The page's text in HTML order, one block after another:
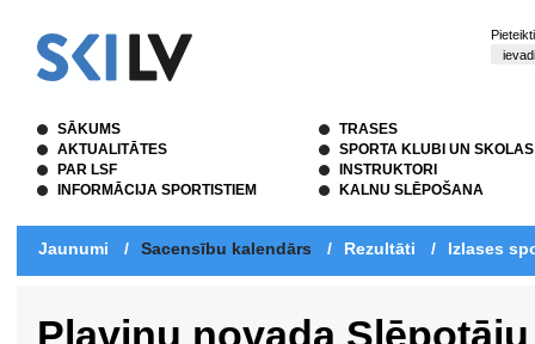
SĀKUMS
AKTUALITĀTES
PAR LSF
INFORMĀCIJA SPORTISTIEM
TRASES
SPORTA KLUBI UN SKOLAS
INSTRUKTORI
KALNU SLĒPOŠANA
Jaunumi / Sacensību kalendārs / Rezultāti / Izlases
Pļaviņu novada